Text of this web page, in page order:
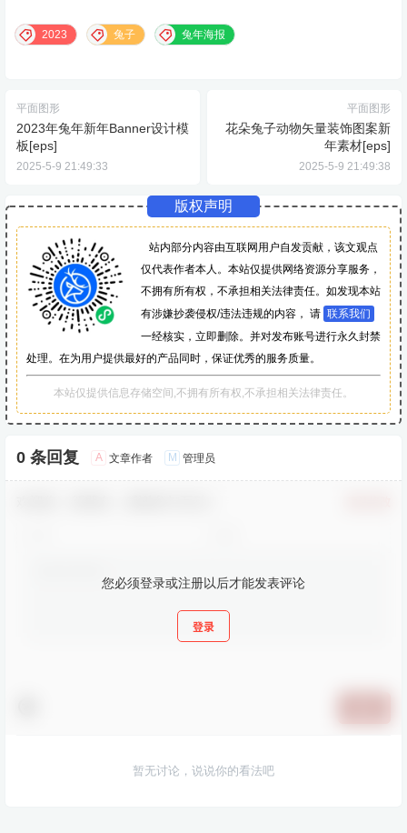
2023 兔子 兔年海报
平面图形
2023年兔年新年Banner设计模
板[eps]
2025-5-9 21:49:33
平面图形
花朵兔子动物矢量装饰图案新
年素材[eps]
2025-5-9 21:49:38
版权声明
站内部分内容由互联网用户自发贡献，该文观点
仅代表作者本人。本站仅提供网络资源分享服务，
不拥有所有权，不承担相关法律责任。如发现本站
有涉嫌抄袭侵权/违法违规的内容， 请 联系我们
一经核实，立即删除。并对发布账号进行永久封禁
处理。在为用户提供最好的产品同时，保证优秀的服务质量。
本站仅提供信息存储空间,不拥有所有权,不承担相关法律责任。
0 条回复 A 文章作者 M 管理员
您必须登录或注册以后才能发表评论
登录
暂无讨论，说说你的看法吧